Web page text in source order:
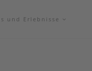
und Erlebnisse